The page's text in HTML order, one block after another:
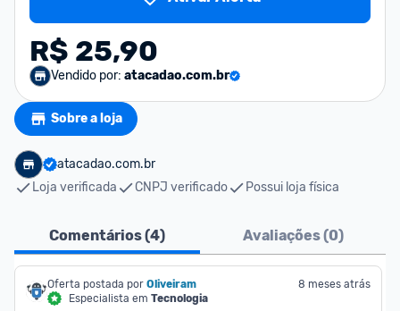
R$ 25,90
Vendido por: atacadao.com.br
Sobre a loja
atacadao.com.br
Loja verificada
CNPJ verificado Possui loja física
Comentários (4) Avaliações (0)
Oferta postada por Oliveiram
Especialista em Tecnologia
8 meses atrás